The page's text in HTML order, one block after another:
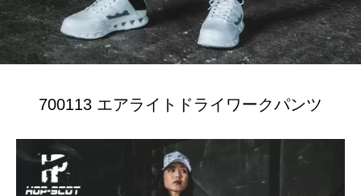
700113 エアライトドライワークパンツ